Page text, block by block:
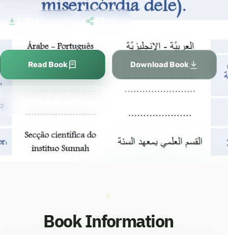
Read Book Download Book
Book Information